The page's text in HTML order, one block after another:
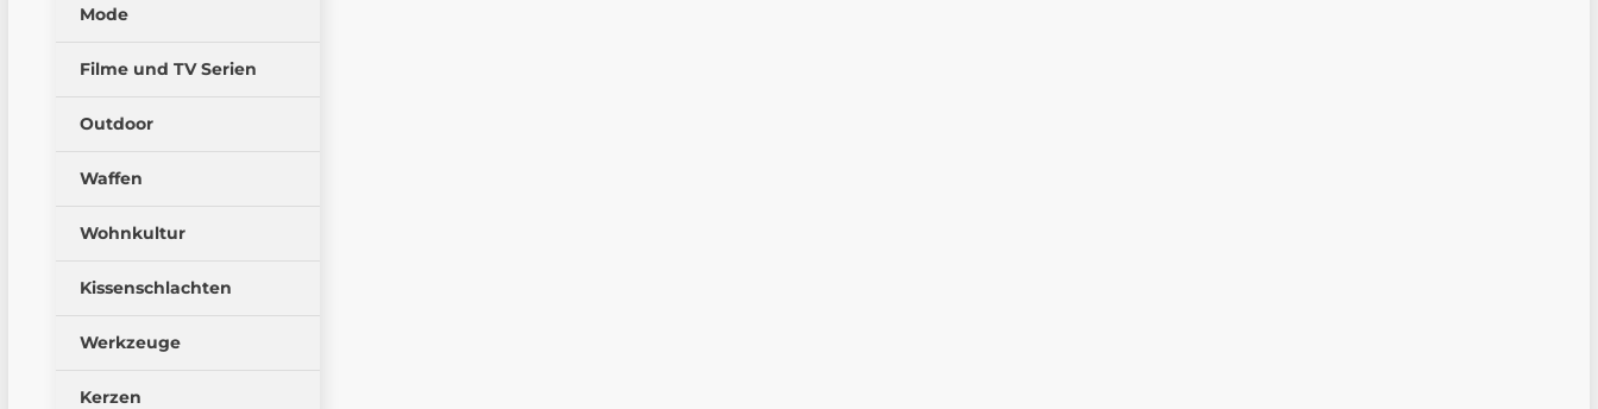
Mode
Filme und TV Serien
Outdoor
Waffen
Wohnkultur
Kissenschlachten
Werkzeuge
Kerzen